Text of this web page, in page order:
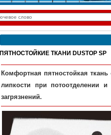
ПЯТНОСТОЙКИЕ ТКАНИ DUSTOP SP
Комфортная пятностойкая ткань
липкости при потоотделении
загрязнений.